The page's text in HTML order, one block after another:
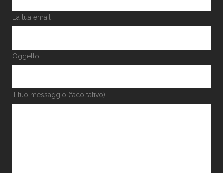
La tua email
Oggetto
Il tuo messaggio (facoltativo)